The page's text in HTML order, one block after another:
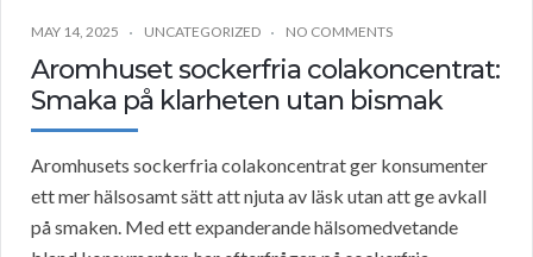
MAY 14, 2025 UNCATEGORIZED NO COMMENTS
Aromhuset sockerfria colakoncentrat:
Smaka på klarheten utan bismak
Aromhusets sockerfria colakoncentrat ger konsumenter
ett mer hälsosamt sätt att njuta av läsk utan att ge avkall
på smaken. Med ett expanderande hälsomedvetande